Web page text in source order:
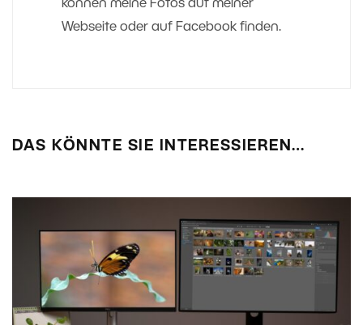
können meine Fotos auf meiner
Webseite oder auf Facebook finden.
DAS KÖNNTE SIE INTERESSIEREN…